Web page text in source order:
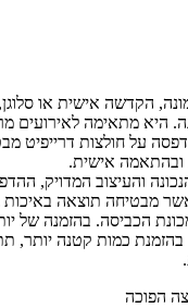
הקדשה אישית או
היא מתאימה לאירועים
על חולצות דרייפיט
ובהתאמה אישית.
והעיצוב המדויק,
מבטיחה תוצאה באיכות
בהזמנת כמות קטנה יותר,
הפוכה